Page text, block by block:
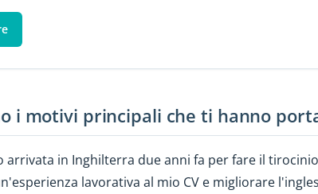
i motivi principali che ti hanno
arrivata in Inghilterra due anni fa per fare il
lavorativa al mio CV e migliorare